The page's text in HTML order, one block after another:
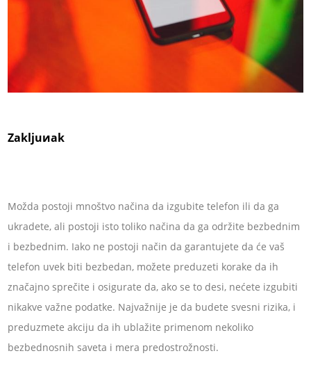
Zakljuиak
Možda postoji mnoštvo načina da izgubite telefon ili da ga
ukradete, ali postoji isto toliko načina da ga održite bezbednim
i bezbednim. Iako ne postoji način da garantujete da će vaš
telefon uvek biti bezbedan, možete preduzeti korake da ih
značajno sprečite i osigurate da, ako se to desi, nećete izgubiti
nikakve važne podatke. Najvažnije je da budete svesni rizika, i
preduzmete akciju da ih ublažite primenom nekoliko
bezbednosnih saveta i mera predostrožnosti.